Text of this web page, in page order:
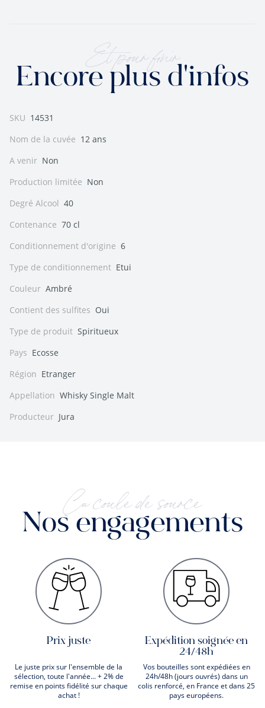
Et pour finir
Encore plus d'infos
SKU 14531
Nom de la cuvée 12 ans
A venir Non
Production limitée Non
Degré Alcool 40
Contenance 70 cl
Conditionnement d'origine 6
Type de conditionnement Etui
Couleur Ambré
Contient des sulfites Oui
Type de produit Spiritueux
Pays Ecosse
Région Etranger
Appellation Whisky Single Malt
Producteur Jura
Ça coule de source
Nos engagements
Prix juste
Le juste prix sur l'ensemble de la
sélection, toute l'année... + 2% de
remise en points fidélité sur chaque
achat !
Expédition soignée en
24/48h
Vos bouteilles sont expédiées en
24h/48h (jours ouvrés) dans un
colis renforcé, en France et dans 25
pays européens.